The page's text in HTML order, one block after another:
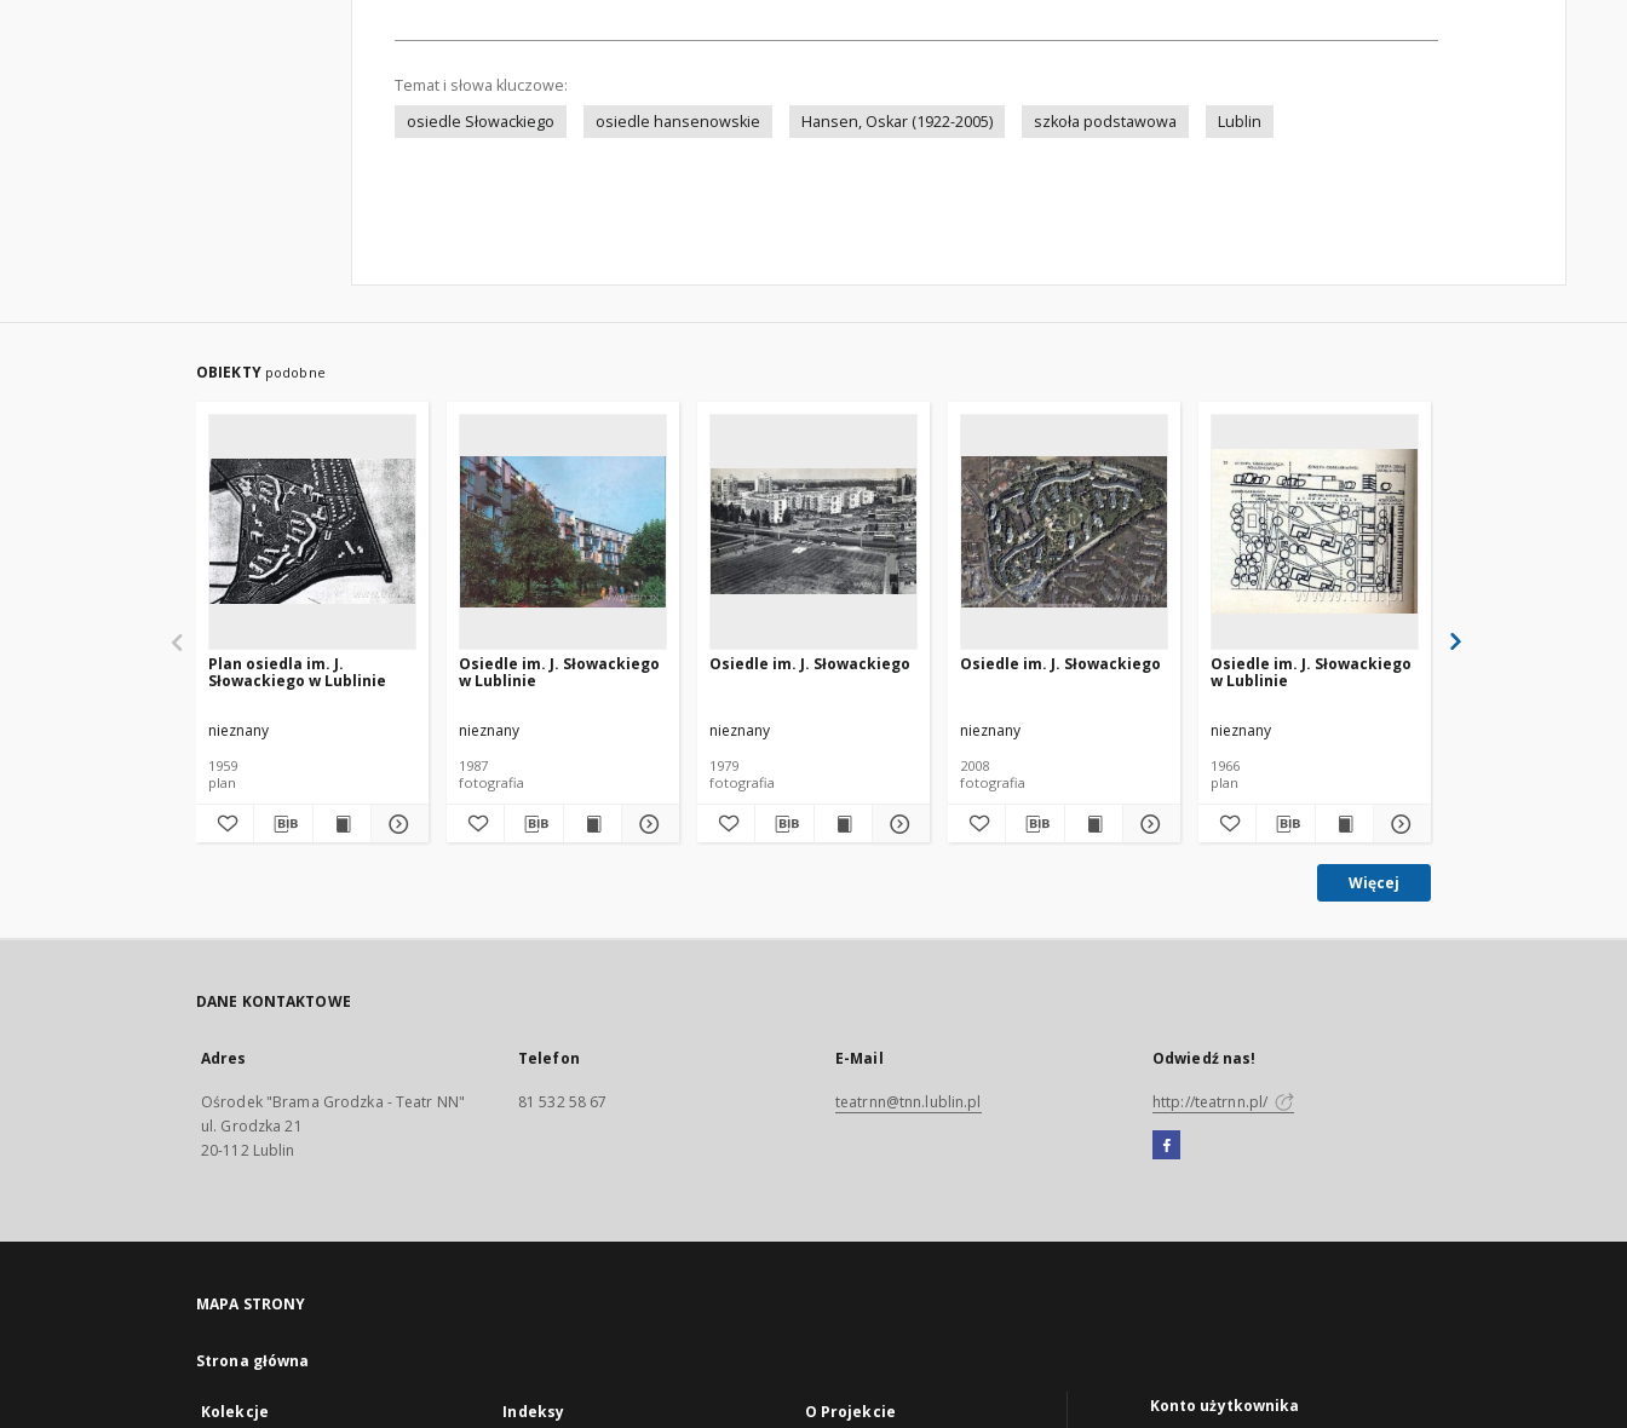
Temat i słowa kluczowe:
osiedle Słowackiego
osiedle hansenowskie Hansen, Oskar (1922-2005) szkoła podstawowa Lublin
OBIEKTY podobne
Plan osiedla im. J.
Słowackiego w Lublinie
nieznany
1959
plan
Osiedle im. J. Słowackiego
w Lublinie
nieznany
1987
fotografia
Osiedle im. J. Słowackiego
nieznany
1979
fotografia
Osiedle im. J. Słowackiego
nieznany
2008
fotografia
Osiedle im. J. Słowackiego
w Lublinie
nieznany
1966
plan
Więcej
DANE KONTAKTOWE
Adres
Ośrodek "Brama Grodzka - Teatr NN"
ul. Grodzka 21
20-112 Lublin
Telefon
81 532 58 67
E-Mail
teatrnn@tnn.lublin.pl
Odwiedź nas!
http://teatrnn.pl/
Facebook
się
MAPA STRONY
Strona główna
Kolekcje Indeksy O Projekcie Konto użytkownika